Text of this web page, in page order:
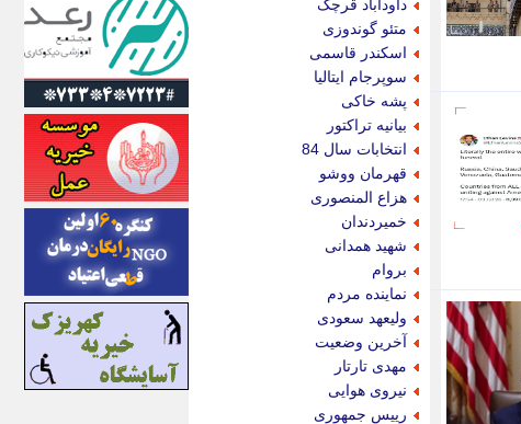
داودآباد قرچک
متئو گوندوزی
اسکندر قاسمی
سوپرجام ایتالیا
پشه خاکی
بیانیه تراکتور
انتخابات سال 84
قهرمان ووشو
هزاع المنصوری
خمیردندان
شهید همدانی
بروام
نماینده مردم
ولیعهد سعودی
آخرین وضعیت
مهدی تارتار
نیروی هوایی
رییس جمهوری
ایرانی روز
ایرانیتال
ایرنا
ایسکانیوز
ایسنا
ایکنا
ایلنا
اینتیتر
ایونا نیوز
بازتاب آنلاین
باشگاه خبرنگاران
باغستان نیوز
بامبوک
ببین و بخون
بدینسان
بنکر